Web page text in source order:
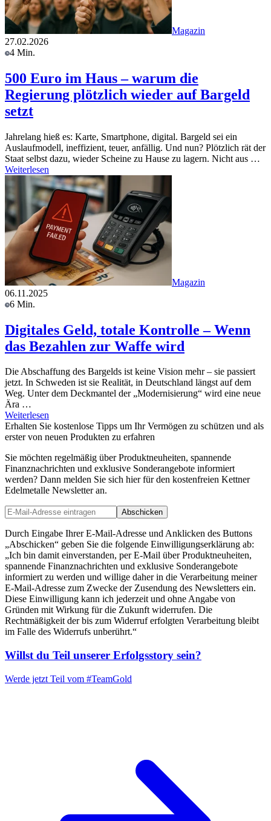
Magazin
27.02.2026
4 Min.
500 Euro im Haus – warum die
Regierung plötzlich wieder auf Bargeld
setzt
Jahrelang hieß es: Karte, Smartphone, digital. Bargeld sei ein
Auslaufmodell, ineffizient, teuer, anfällig. Und nun? Plötzlich rät der
Staat selbst dazu, wieder Scheine zu Hause zu lagern. Nicht aus …
Weiterlesen
Magazin
06.11.2025
6 Min.
Digitales Geld, totale Kontrolle – Wenn
das Bezahlen zur Waffe wird
Die Abschaffung des Bargelds ist keine Vision mehr – sie passiert
jetzt. In Schweden ist sie Realität, in Deutschland längst auf dem
Weg. Unter dem Deckmantel der „Modernisierung“ wird eine neue
Ära …
Weiterlesen
Erhalten Sie kostenlose Tipps um Ihr Vermögen zu schützen und als
erster von neuen Produkten zu erfahren
Sie möchten regelmäßig über Produktneuheiten, spannende
Finanznachrichten und exklusive Sonderangebote informiert
werden? Dann melden Sie sich hier für den kostenfreien Kettner
Edelmetalle Newsletter an.
Abschicken
Durch Eingabe Ihrer E-Mail-Adresse und Anklicken des Buttons
„Abschicken“ geben Sie die folgende Einwilligungserklärung ab:
„Ich bin damit einverstanden, per E-Mail über Produktneuheiten,
spannende Finanznachrichten und exklusive Sonderangebote
informiert zu werden und willige daher in die Verarbeitung meiner
E-Mail-Adresse zum Zwecke der Zusendung des Newsletters ein.
Diese Einwilligung kann ich jederzeit und ohne Angabe von
Gründen mit Wirkung für die Zukunft widerrufen. Die
Rechtmäßigkeit der bis zum Widerruf erfolgten Verarbeitung bleibt
im Falle des Widerrufs unberührt.“
Willst du Teil unserer Erfolgsstory sein?
Werde jetzt Teil vom #TeamGold